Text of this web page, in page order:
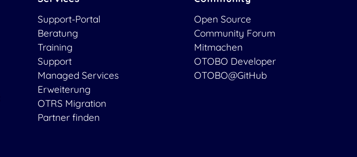
Support-Portal
Beratung
Training
Support
Managed Services
Erweiterung
OTRS Migration
Partner finden
Open Source
Community Forum
Mitmachen
OTOBO Developer
OTOBO@GitHub